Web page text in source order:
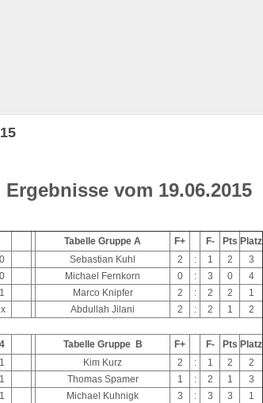
vom 19.06.2015
Tabelle Gruppe A F+ F- Pts Platz
0 Sebastian Kuhl 2 : 1 2
3
0 Michael Fernkorn 0 : 3 0
4
1 Marco Knipfer 2 : 2 2
1
x Abdullah Jilani 2 : 2 1 2
4 Tabelle Gruppe B F+ F- Pts Platz
1 Kim Kurz 2 : 1 2
2
1 Thomas Spamer 1 : 2 1
3
1 Michael Kuhnigk 3 : 3 3
1